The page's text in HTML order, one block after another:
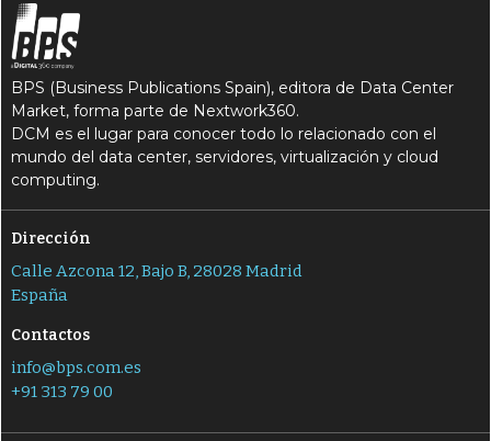
BPS (Business Publications Spain), editora de Data Center
Market, forma parte de Nextwork360.
DCM es el lugar para conocer todo lo relacionado con el
mundo del data center, servidores, virtualización y cloud
computing.
Dirección
Calle Azcona 12, Bajo B, 28028 Madrid
España
Contactos
info@bps.com.es
+91 313 79 00